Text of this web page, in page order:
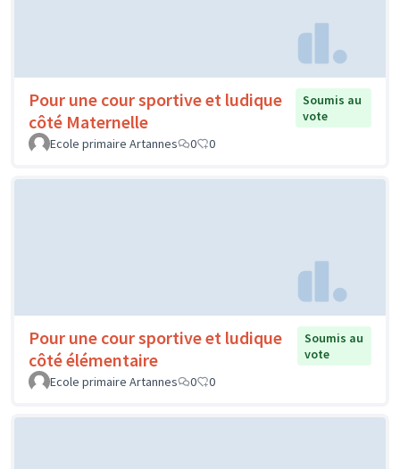
Pour une cour sportive et ludique
côté Maternelle
Soumis au
vote
Ecole primaire Artannes
0 0
Pour une cour sportive et ludique
côté élémentaire
Soumis au
vote
Ecole primaire Artannes
0 0